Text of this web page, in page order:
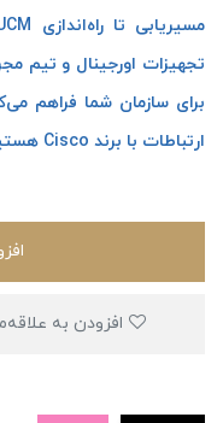
تجهیزات اورجینال و تیم
برای سازمان شما فراهم
ارتباطات با برند Cisco هستید، اکنون وقتشه با ما تماس بگیرید.